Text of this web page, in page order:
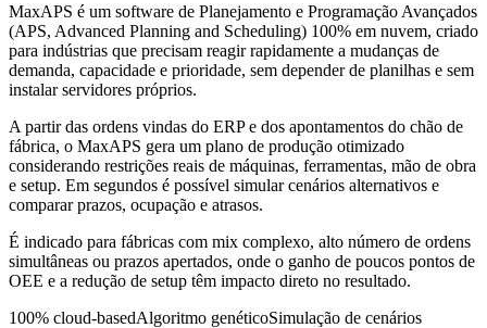
MaxAPS é um software de Planejamento e Programação Avançados
(APS, Advanced Planning and Scheduling) 100% em nuvem, criado
para indústrias que precisam reagir rapidamente a mudanças de
demanda, capacidade e prioridade, sem depender de planilhas e sem
instalar servidores próprios.
A partir das ordens vindas do ERP e dos apontamentos do chão de
fábrica, o MaxAPS gera um plano de produção otimizado
considerando restrições reais de máquinas, ferramentas, mão de obra
e setup. Em segundos é possível simular cenários alternativos e
comparar prazos, ocupação e atrasos.
É indicado para fábricas com mix complexo, alto número de ordens
simultâneas ou prazos apertados, onde o ganho de poucos pontos de
OEE e a redução de setup têm impacto direto no resultado.
100% cloud-basedAlgoritmo genéticoSimulação de cenários